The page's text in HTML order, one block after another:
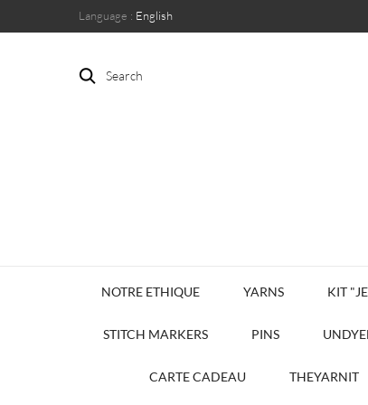
Language : English
Search
NOTRE ETHIQUE YARNS KIT
STITCH MARKERS PINS
CARTE CADEAU THEYARNIT